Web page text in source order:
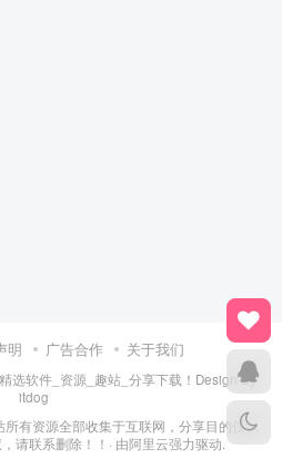
明 广告合作 关于我们
选软件_资源_趣站_分享下载！Design By
itdog
有资源全部收集于互联网，分享目的仅供
请联系删除！！· 由阿里云强力驱动.